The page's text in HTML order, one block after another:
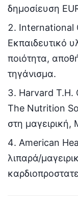
δημοσίευση
International
Εκπαιδευτικό
ποιότητα,
τηγάνισμα.
Harvard T.H.
The Nutrition
στη μαγειρική,
American
λιπαρά/